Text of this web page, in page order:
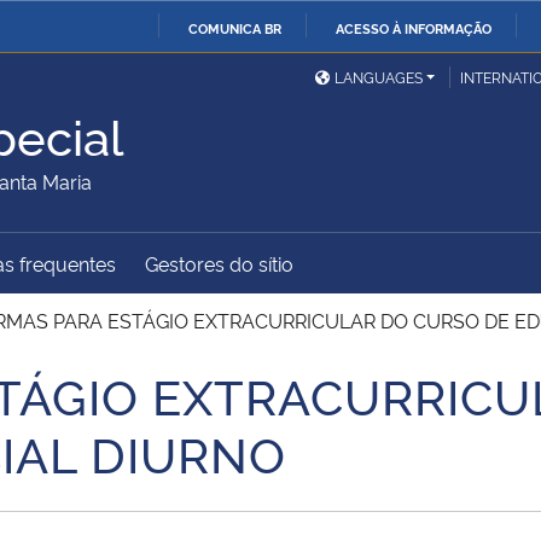
COMUNICA BR ACESSO À INFORMAÇÃO
Ministério da Defesa
Ministério das Relações
Exteriores
Ministério da Cidadania
Ministério do
Desenvolvimento Regional
Controladoria-Geral da
União
Advocacia-Geral da União Banco Central do Brasil
LANGUAGES
Maria
frequentes Gestores do sítio
PARA ESTÁGIO EXTRACURRICULAR DO CURSO DE
DIURNO